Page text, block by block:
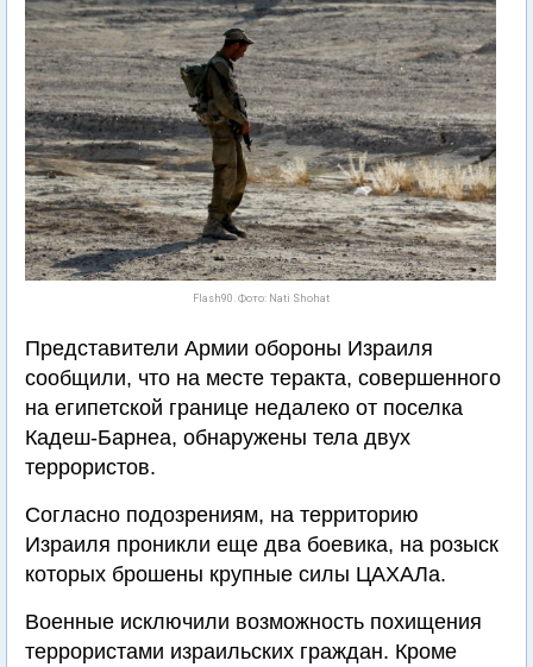
Flash90. Фото: Nati Shohat
Представители Армии обороны Израиля
сообщили, что на месте теракта, совершенного
на египетской границе недалеко от поселка
Кадеш-Барнеа, обнаружены тела двух
террористов.
Согласно подозрениям, на территорию
Израиля проникли еще два боевика, на розыск
которых брошены крупные силы ЦАХАЛа.
Военные исключили возможность похищения
террористами израильских граждан. Кроме